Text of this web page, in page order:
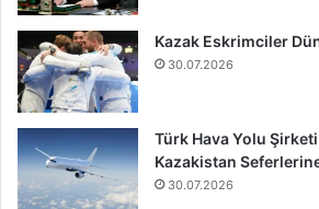
Kazak Eskrimciler
30.07.2026
Türk Hava Yolu
Kazakistan
30.07.2026